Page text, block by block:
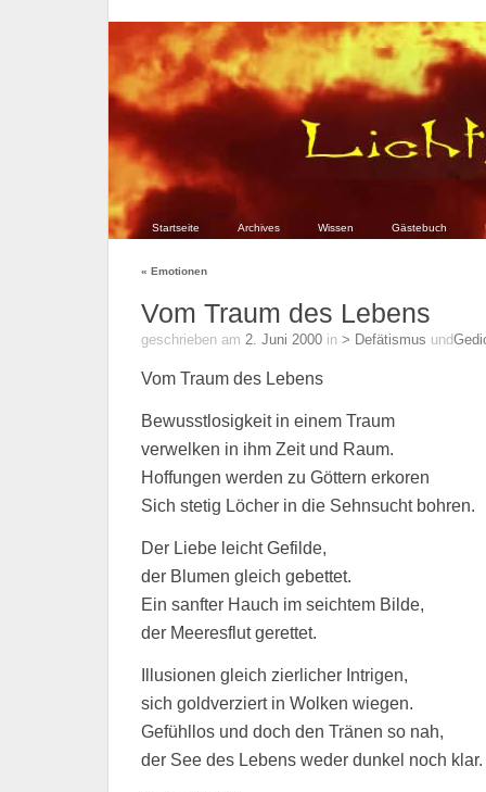
Startseite Archives Wissen Gästebuch
« Emotionen
Vom Traum des Lebens
geschrieben am 2. Juni 2000 in > Defätismus und
Vom Traum des Lebens
Bewusstlosigkeit in einem Traum
verwelken in ihm Zeit und Raum.
Hoffungen werden zu Göttern erkoren
Sich stetig Löcher in die Sehnsucht bohren.
Der Liebe leicht Gefilde,
der Blumen gleich gebettet.
Ein sanfter Hauch im seichtem Bilde,
der Meeresflut gerettet.
Illusionen gleich zierlicher Intrigen,
sich goldverziert in Wolken wiegen.
Gefühllos und doch den Tränen so nah,
der See des Lebens weder dunkel noch klar.